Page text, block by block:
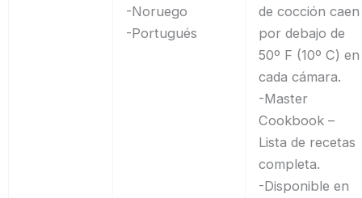
-Noruego
-Portugués
de cocción caen
por debajo de
50º F (10º C) en
cada cámara.
-Master
Cookbook –
Lista de recetas
completa.
-Disponible en